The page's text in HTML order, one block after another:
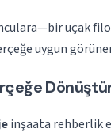
uçak
uygun
inşaata rehberlik